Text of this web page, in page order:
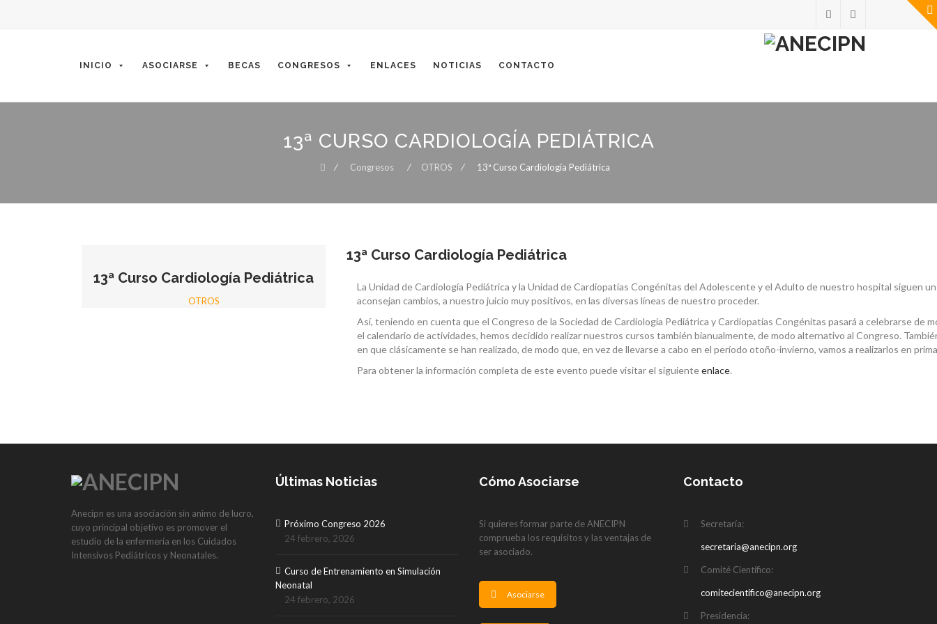
content
INICIO ASOCIARSE BECAS CONGRESOS ENLACES NOTICIAS CONTACTO
13ª CURSO CARDIOLOGÍA PEDIÁTRICA
⁄ Congresos ⁄ OTROS ⁄ 13ª Curso Cardiología Pediátrica
13ª Curso Cardiología Pediátrica
OTROS
13ª Curso Cardiología Pediátrica
La Unidad de Cardiología Pediátrica y la Unidad de Cardiopatías Congénitas del Adolescente y el Adulto de nuestro hospital siguen
aconsejan cambios, a nuestro juicio muy positivos, en las diversas líneas de nuestro proceder.
Así, teniendo en cuenta que el Congreso de la Sociedad de Cardiología Pediátrica y Cardiopatías Congénitas pasará a celebrarse de
el calendario de actividades, hemos decidido realizar nuestros cursos también bianualmente, de modo alternativo al Congreso.
en que clásicamente se han realizado, de modo que, en vez de llevarse a cabo en el período otoño-invierno, vamos a realizarlos en
Para obtener la información completa de este evento puede visitar el siguienteenlace.
Anecipn es una asociación sin animo de lucro,
cuyo principal objetivo es promover el
estudio de la enfermería en los Cuidados
Intensivos Pediátricos y Neonatales.
Últimas Noticias
Próximo Congreso 2026
24 febrero, 2026
Curso de Entrenamiento en Simulación
Neonatal
24 febrero, 2026
Cómo Asociarse
Si quieres formar parte de ANECIPN
comprueba los requisitos y las ventajas de
ser asociado.
Asociarse
Contacto
Secretaría:
secretaria@anecipn.org
Comité Científico:
comitecientifico@anecipn.org
Presidencia: